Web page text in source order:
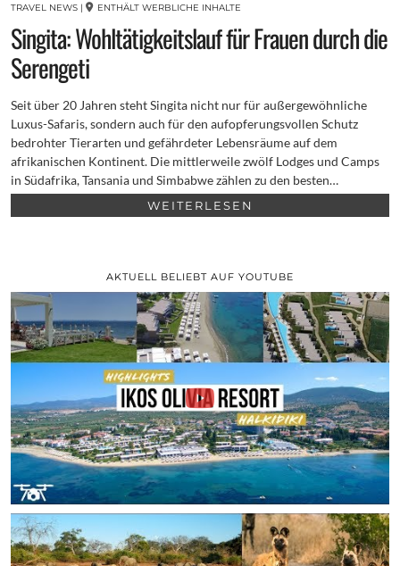
TRAVEL NEWS | ENTHÄLT WERBLICHE INHALTE
Singita: Wohltätigkeitslauf für Frauen durch die
Serengeti
Seit über 20 Jahren steht Singita nicht nur für außergewöhnliche
Luxus-Safaris, sondern auch für den aufopferungsvollen Schutz
bedrohter Tierarten und gefährdeter Lebensräume auf dem
afrikanischen Kontinent. Die mittlerweile zwölf Lodges und Camps
in Südafrika, Tansania und Simbabwe zählen zu den besten…
WEITERLESEN
AKTUELL BELIEBT AUF YOUTUBE